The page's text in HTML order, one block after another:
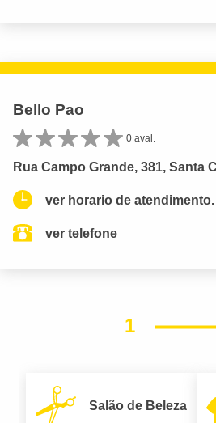
Bello Pao
0 aval.
Rua Campo Grande, 381, Santa
ver horario de atendimento.
ver telefone
1
Salão de Beleza